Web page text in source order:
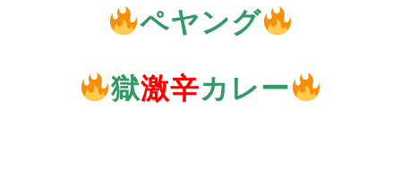
ペヤング
獄激辛カレー